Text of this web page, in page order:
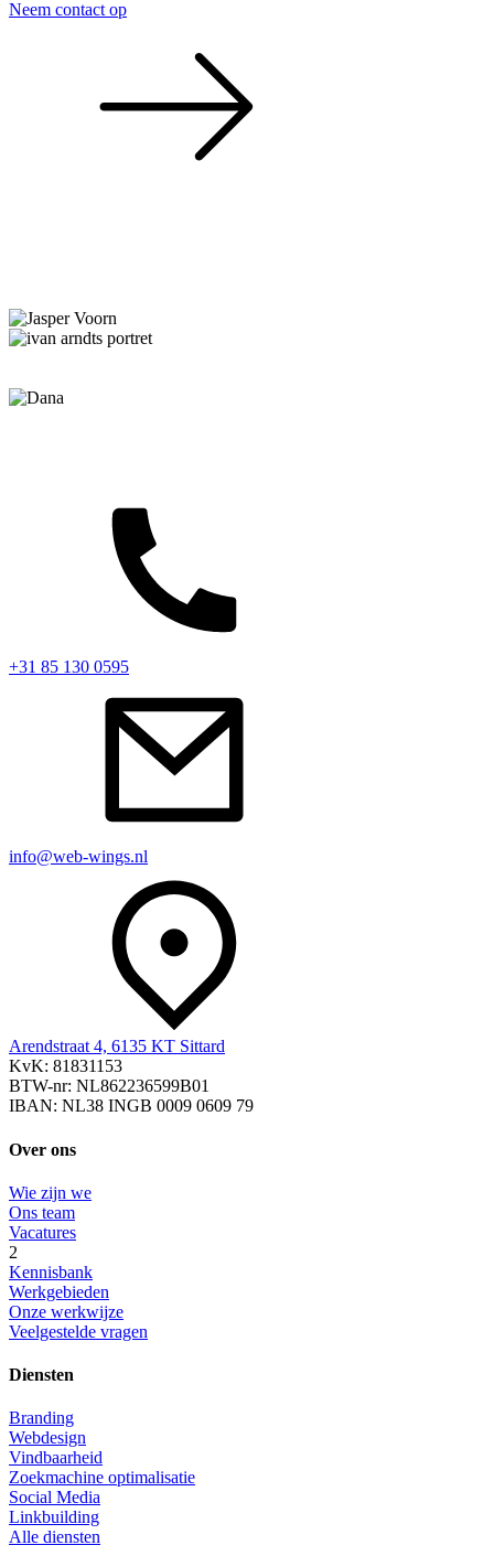
Neem contact op
+31 85 130 0595
info@web-wings.nl
Arendstraat 4, 6135 KT Sittard
KvK: 81831153
BTW-nr: NL862236599B01
IBAN: NL38 INGB 0009 0609 79
Over ons
Wie zijn we
Ons team
Vacatures
2
Kennisbank
Werkgebieden
Onze werkwijze
Veelgestelde vragen
Diensten
Branding
Webdesign
Vindbaarheid
Zoekmachine optimalisatie
Social Media
Linkbuilding
Alle diensten